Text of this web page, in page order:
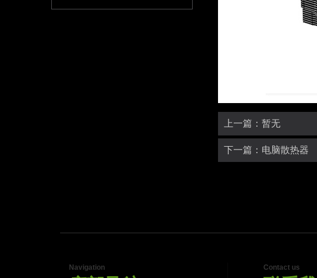
上一篇：暂无
下一篇：电脑散热器
Navigation Contact us